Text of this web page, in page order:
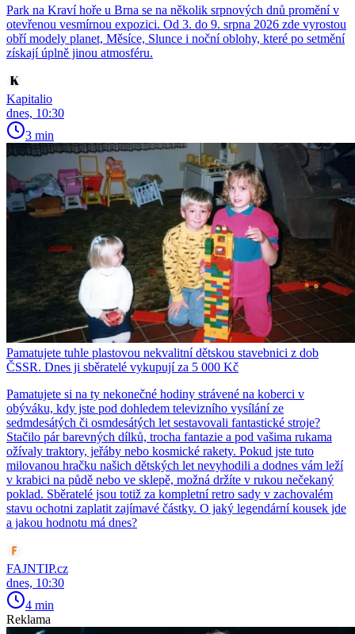
Park na Kraví hoře u Brna se na několik srpnových dnů promění v
otevřenou vesmírnou expozici. Od 3. do 9. srpna 2026 zde vyrostou
obří modely planet, Měsíce, Slunce i noční oblohy, které po setmění
získají úplně jinou atmosféru.
Kapitalio
dnes, 10:30
3 min
Pamatujete tuhle plastovou nekvalitní dětskou stavebnici z dob
ČSSR. Dnes ji sběratelé vykupují za 5 000 Kč
Pamatujete si na ty nekonečné hodiny strávené na koberci v
obýváku, kdy jste pod dohledem televizního vysílání ze
sedmdesátých či osmdesátých let sestavovali fantastické stroje?
Stačilo pár barevných dílků, trocha fantazie a pod vašima rukama
ožívaly traktory, jeřáby nebo kosmické rakety. Pokud jste tuto
milovanou hračku našich dětských let nevyhodili a dodnes vám leží
v krabici na půdě nebo ve sklepě, možná držíte v rukou nečekaný
poklad. Sběratelé jsou totiž za kompletní retro sady v zachovalém
stavu ochotni zaplatit zajímavé částky. O jaký legendární kousek jde
a jakou hodnotu má dnes?
FAJNTIP.cz
dnes, 10:30
4 min
Reklama